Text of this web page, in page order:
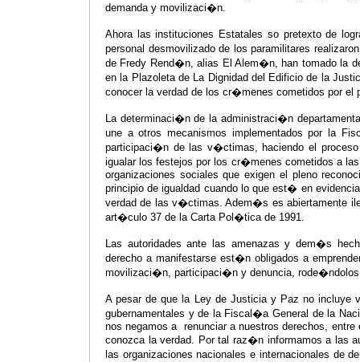
demanda y movilizaci�n.
Ahora las instituciones Estatales so pretexto de
personal desmovilizado de los paramilitares
de Fredy Rend�n, alias El Alem�n, han tomado la
en la Plazoleta de La Dignidad del Edificio de la
conocer la verdad de los cr�menes cometidos por el
La determinaci�n de la administraci�n
une a otros mecanismos implementados por la
participaci�n de las v�ctimas, haciendo el
igualar los festejos por los cr�menes cometidos a
organizaciones sociales que exigen el pleno
principio de igualdad cuando lo que est� en
verdad de las v�ctimas. Adem�s es abiertamente
art�culo 37 de la Carta Pol�tica de 1991.
Las autoridades ante las amenazas y dem�s
derecho a manifestarse est�n obligados a
movilizaci�n, participaci�n y denuncia,
A pesar de que la Ley de Justicia y Paz no incluye
gubernamentales y de la Fiscal�a General de la
nos negamos a renunciar a nuestros derechos,
conozca la verdad. Por tal raz�n informamos a las
las organizaciones nacionales e internacionales de